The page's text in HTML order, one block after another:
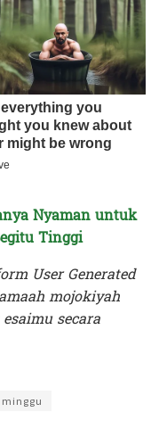
Nyaman untuk
Tinggi
User Generated
mojokiyah
secara